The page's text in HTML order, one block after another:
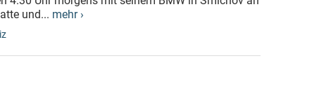
und... mehr ›